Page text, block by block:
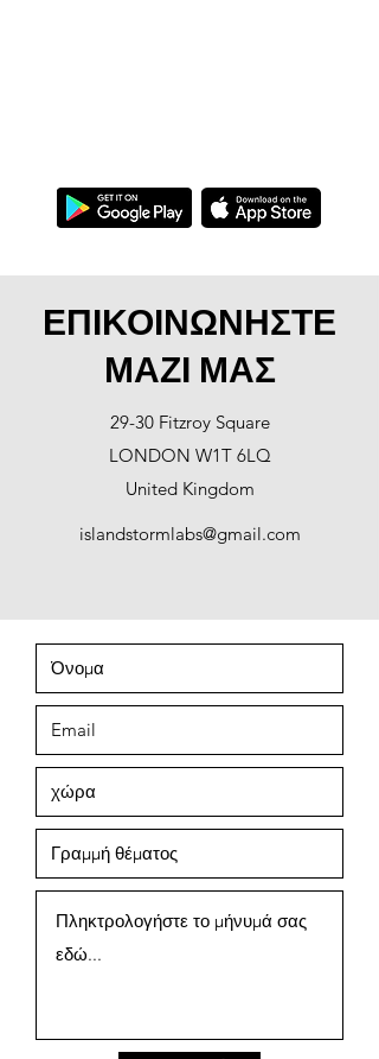
ΕΠΙΚΟΙΝΩΝΗΣΤΕ
ΜΑΖΙ ΜΑΣ
29-30 Fitzroy Square
LONDON W1T 6LQ
United Kingdom
islandstormlabs@gmail.com